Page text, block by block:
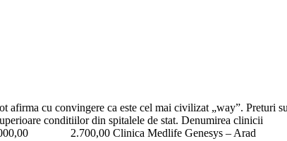
afirma cu convingere ca este cel mai civilizat „way”.
net superioare conditiilor din spitalele de stat.
Clinica Medlife Genesys –